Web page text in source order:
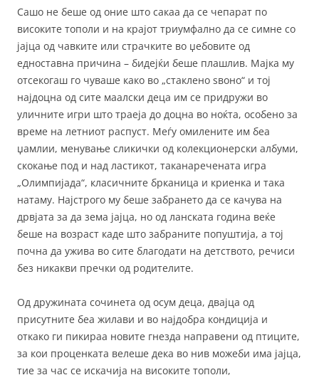
Сашо не беше од оние што сакаа да се чепарат по
високите тополи и на крајот триумфално да се симне со
јајца од чавките или страчките во џебовите од
едноставна причина – бидејќи беше плашлив. Мајка му
отсекогаш го чуваше како во „стаклено ѕвоно“ и тој
најдоцна од сите маалски деца им се придружи во
уличните игри што траеја до доцна во ноќта, особено за
време на летниот распуст. Меѓу омилените им беа
џамлии, менување сликички од колекционерски албуми,
скокање под и над ластикот, таканаречената игра
„Олимпијада“, класичните брканица и криенка и така
натаму. Најстрого му беше забрането да се качува на
дрвјата за да зема јајца, но од ланската година веќе
беше на возраст каде што забраните попуштија, а тој
почна да ужива во сите благодати на детството, речиси
без никакви пречки од родителите.
Од дружината сочинета од осум деца, двајца од
присутните беа жилави и во најдобра кондиција и
откако ги пикираа новите гнезда направени од птиците,
за кои проценката велеше дека во нив можеби има јајца,
тие за час се искачија на високите тополи,